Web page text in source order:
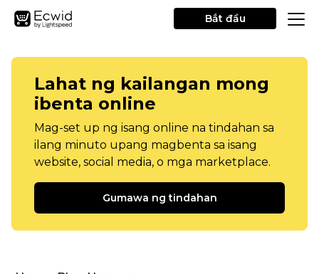
Bắt đầu
Lahat ng kailangan mong
ibenta online
Mag-set up ng isang online na tindahan sa
ilang minuto upang magbenta sa isang
website, social media, o mga marketplace.
Gumawa ng tindahan